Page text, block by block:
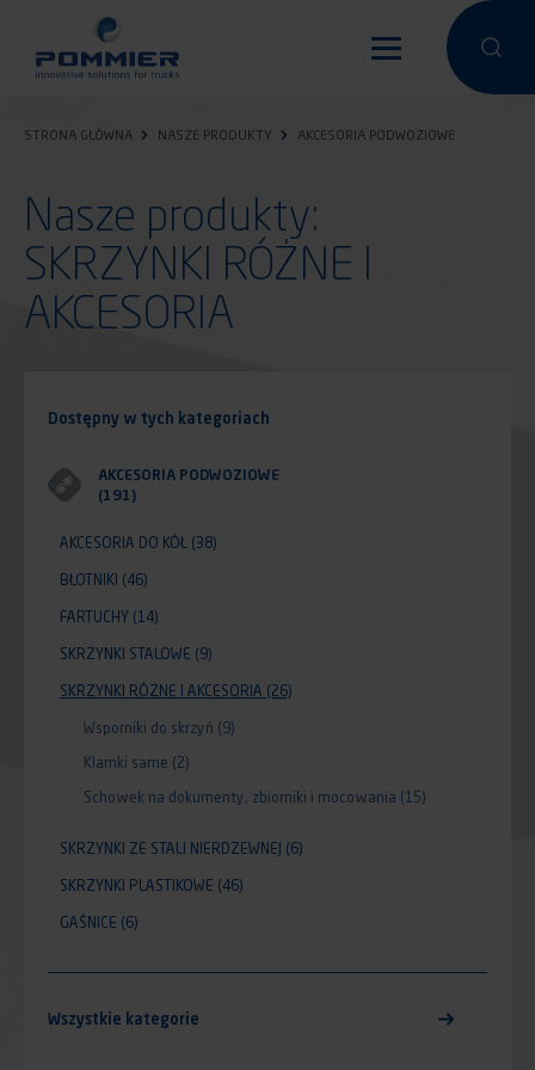
treści
STRONA GŁÓWNA NASZE PRODUKTY AKCESORIA PODWOZIOWE
Nasze produkty:
SKRZYNKI RÓŻNE I
AKCESORIA
Dostępny w tych kategoriach
AKCESORIA PODWOZIOWE
(191)
AKCESORIA DO KÓŁ (38)
BŁOTNIKI (46)
FARTUCHY (14)
SKRZYNKI STALOWE (9)
SKRZYNKI RÓŻNE I AKCESORIA (26)
Wsporniki do skrzyń (9)
Klamki same (2)
Schowek na dokumenty, zbiorniki i mocowania (15)
SKRZYNKI ZE STALI NIERDZEWNEJ (6)
SKRZYNKI PLASTIKOWE (46)
GAŚNICE (6)
Wszystkie kategorie